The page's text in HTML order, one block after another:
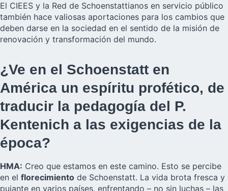
El CIEES y la Red de Schoenstattianos en servicio público
también hace valiosas aportaciones para los cambios que
deben darse en la sociedad en el sentido de la misión de
renovación y transformación del mundo.
¿Ve en el Schoenstatt en
América un espíritu profético, de
traducir la pedagogía del P.
Kentenich a las exigencias de la
época?
HMA: Creo que estamos en este camino. Esto se percibe
en el florecimiento de Schoenstatt. La vida brota fresca y
pujante en varios países, enfrentando – no sin luchas – las